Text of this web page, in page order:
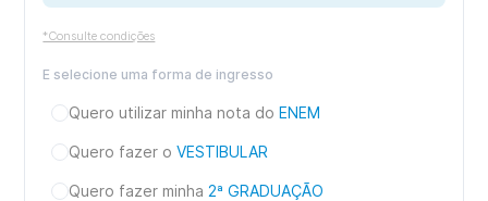
*Consulte condições
E selecione uma forma de ingresso
Quero utilizar minha nota doENEM
Quero fazer oVESTIBULAR
Quero fazer minha 2ª GRADUAÇÃO